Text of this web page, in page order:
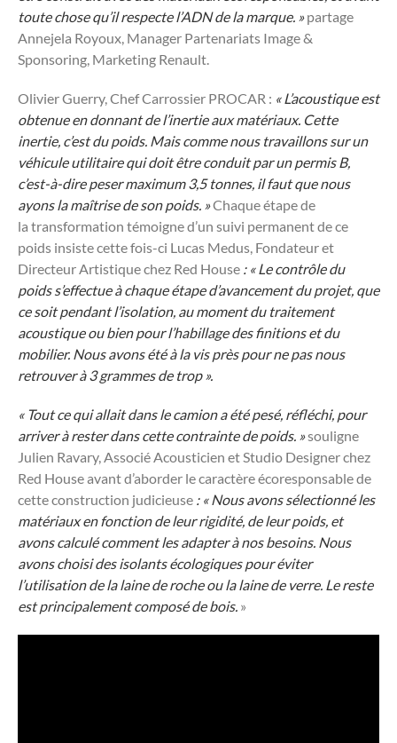
toute chose qu’il respecte l’ADN de la marque. »partage
Annejela Royoux, Manager Partenariats Image &
Sponsoring, Marketing Renault.
Olivier Guerry, Chef Carrossier PROCAR : « L’acoustique est
obtenue en donnant de l’inertie aux matériaux. Cette
inertie, c’est du poids. Mais comme nous travaillons sur un
véhicule utilitaire qui doit être conduit par un permis B,
c’est-à-dire peser maximum 3,5 tonnes, il faut que nous
ayons la maîtrise de son poids. »Chaque étape de
la transformation témoigne d’un suivi permanent de ce
poids insiste cette fois-ci Lucas Medus, Fondateur et
Directeur Artistique chez Red House : « Le contrôle du
poids s’effectue à chaque étape d’avancement du projet, que
ce soit pendant l’isolation, au moment du traitement
acoustique ou bien pour l’habillage des finitions et du
mobilier. Nous avons été à la vis près pour ne pas nous
retrouver à 3 grammes de trop ».
« Tout ce qui allait dans le camion a été pesé, réfléchi, pour
arriver à rester dans cette contrainte de poids. »souligne
Julien Ravary, Associé Acousticien et Studio Designer chez
Red Houseavant d’aborder le caractère écoresponsable de
cette construction judicieuse : « Nous avons sélectionné les
matériaux en fonction de leur rigidité, de leur poids, et
avons calculé comment les adapter à nos besoins. Nous
avons choisi des isolants écologiques pour éviter
l’utilisation de la laine de roche ou la laine de verre. Le reste
est principalement composé de bois. »